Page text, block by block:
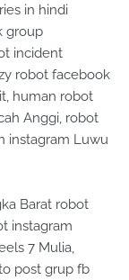
in hindi
group
incident
robot facebook
human robot
Anggi, robot
instagram Luwu
Barat robot
instagram
7 Mulia,
post grup fb